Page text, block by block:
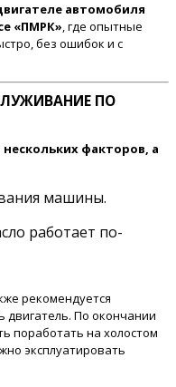
автомобиля
«ПМРК», где опытные
без ошибок и с
ПО
факторов, а
машины.
работает по-
рекомендуется
По окончании
поработать на холостом
эксплуатировать